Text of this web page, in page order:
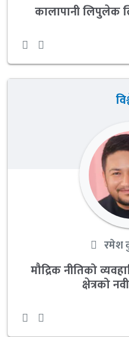
कालापानी लिपुलेक
रमेश
मौद्रिक नीतिको
क्षेत्रको